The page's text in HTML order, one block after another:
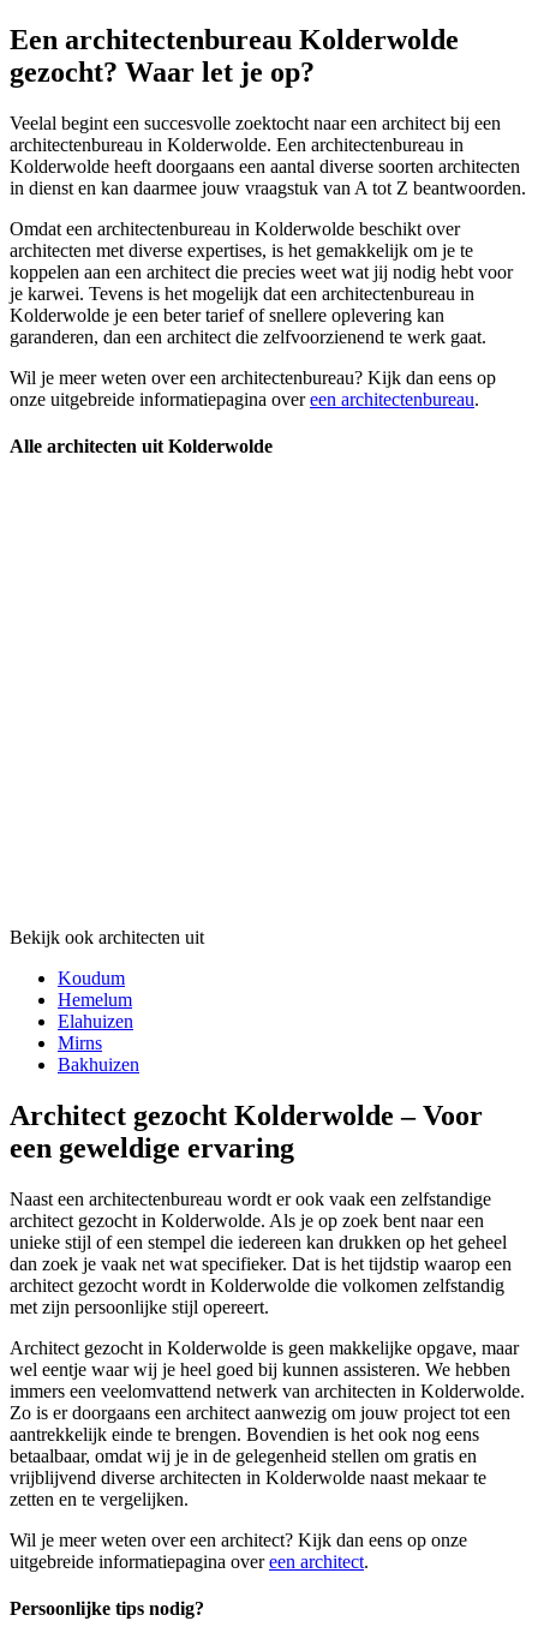
Een architectenbureau Kolderwolde
gezocht? Waar let je op?
Veelal begint een succesvolle zoektocht naar een architect bij een
architectenbureau in Kolderwolde. Een architectenbureau in
Kolderwolde heeft doorgaans een aantal diverse soorten architecten
in dienst en kan daarmee jouw vraagstuk van A tot Z beantwoorden.
Omdat een architectenbureau in Kolderwolde beschikt over
architecten met diverse expertises, is het gemakkelijk om je te
koppelen aan een architect die precies weet wat jij nodig hebt voor
je karwei. Tevens is het mogelijk dat een architectenbureau in
Kolderwolde je een beter tarief of snellere oplevering kan
garanderen, dan een architect die zelfvoorzienend te werk gaat.
Wil je meer weten over een architectenbureau? Kijk dan eens op
onze uitgebreide informatiepagina overeen architectenbureau.
Alle architecten uit Kolderwolde
Bekijk ook architecten uit
Koudum
Hemelum
Elahuizen
Mirns
Bakhuizen
Architect gezocht Kolderwolde – Voor
een geweldige ervaring
Naast een architectenbureau wordt er ook vaak een zelfstandige
architect gezocht in Kolderwolde. Als je op zoek bent naar een
unieke stijl of een stempel die iedereen kan drukken op het geheel
dan zoek je vaak net wat specifieker. Dat is het tijdstip waarop een
architect gezocht wordt in Kolderwolde die volkomen zelfstandig
met zijn persoonlijke stijl opereert.
Architect gezocht in Kolderwolde is geen makkelijke opgave, maar
wel eentje waar wij je heel goed bij kunnen assisteren. We hebben
immers een veelomvattend netwerk van architecten in Kolderwolde.
Zo is er doorgaans een architect aanwezig om jouw project tot een
aantrekkelijk einde te brengen. Bovendien is het ook nog eens
betaalbaar, omdat wij je in de gelegenheid stellen om gratis en
vrijblijvend diverse architecten in Kolderwolde naast mekaar te
zetten en te vergelijken.
Wil je meer weten over een architect? Kijk dan eens op onze
uitgebreide informatiepagina overeen architect.
Persoonlijke tips nodig?